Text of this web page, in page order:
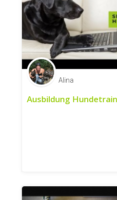
Alina
Ausbildung